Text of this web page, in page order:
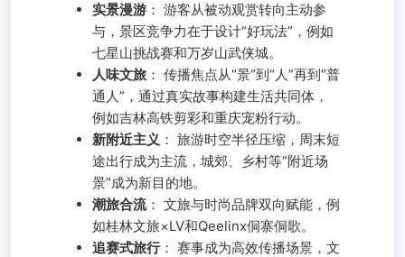
实景漫游 ： 游客从被动观赏转向主动参
与，景区竞争力在于设计“好玩法”，例如
七星山挑战赛和万岁山武侠城。
人味文旅 ： 传播焦点从“景”到“人”再到“普
通人”，通过真实故事构建生活共同体，
例如吉林高铁剪彩和重庆宠粉行动。
新附近主义 ： 旅游时空半径压缩，周末短
途出行成为主流，城郊、乡村等“附近场
景”成为新目的地。
潮旅合流： 文旅与时尚品牌双向赋能，例
如桂林文旅×LV和Qeelinx侗寨侗歌。
追赛式旅行： 赛事成为高效传播场景，文